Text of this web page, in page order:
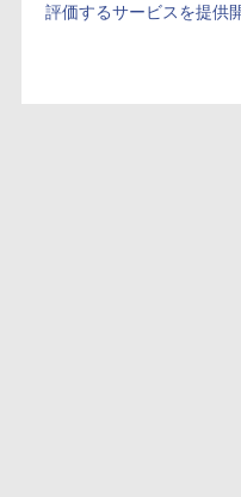
評価するサービスを提供